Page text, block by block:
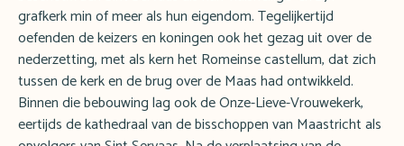
grafkerk min of meer als hun eigendom. Tegelijkertijd
oefenden de keizers en koningen ook het gezag uit over de
nederzetting, met als kern het Romeinse castellum, dat zich
tussen de kerk en de brug over de Maas had ontwikkeld.
Binnen die bebouwing lag ook de Onze-Lieve-Vrouwekerk,
eertijds de kathedraal van de bisschoppen van Maastricht als